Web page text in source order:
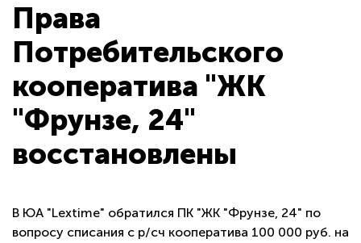
Права
Потребительского
кооператива "ЖК
"Фрунзе, 24"
восстановлены
В ЮА "Lextime" обратился ПК "ЖК "Фрунзе, 24" по
вопросу списания с р/сч кооператива 100 000 руб. на